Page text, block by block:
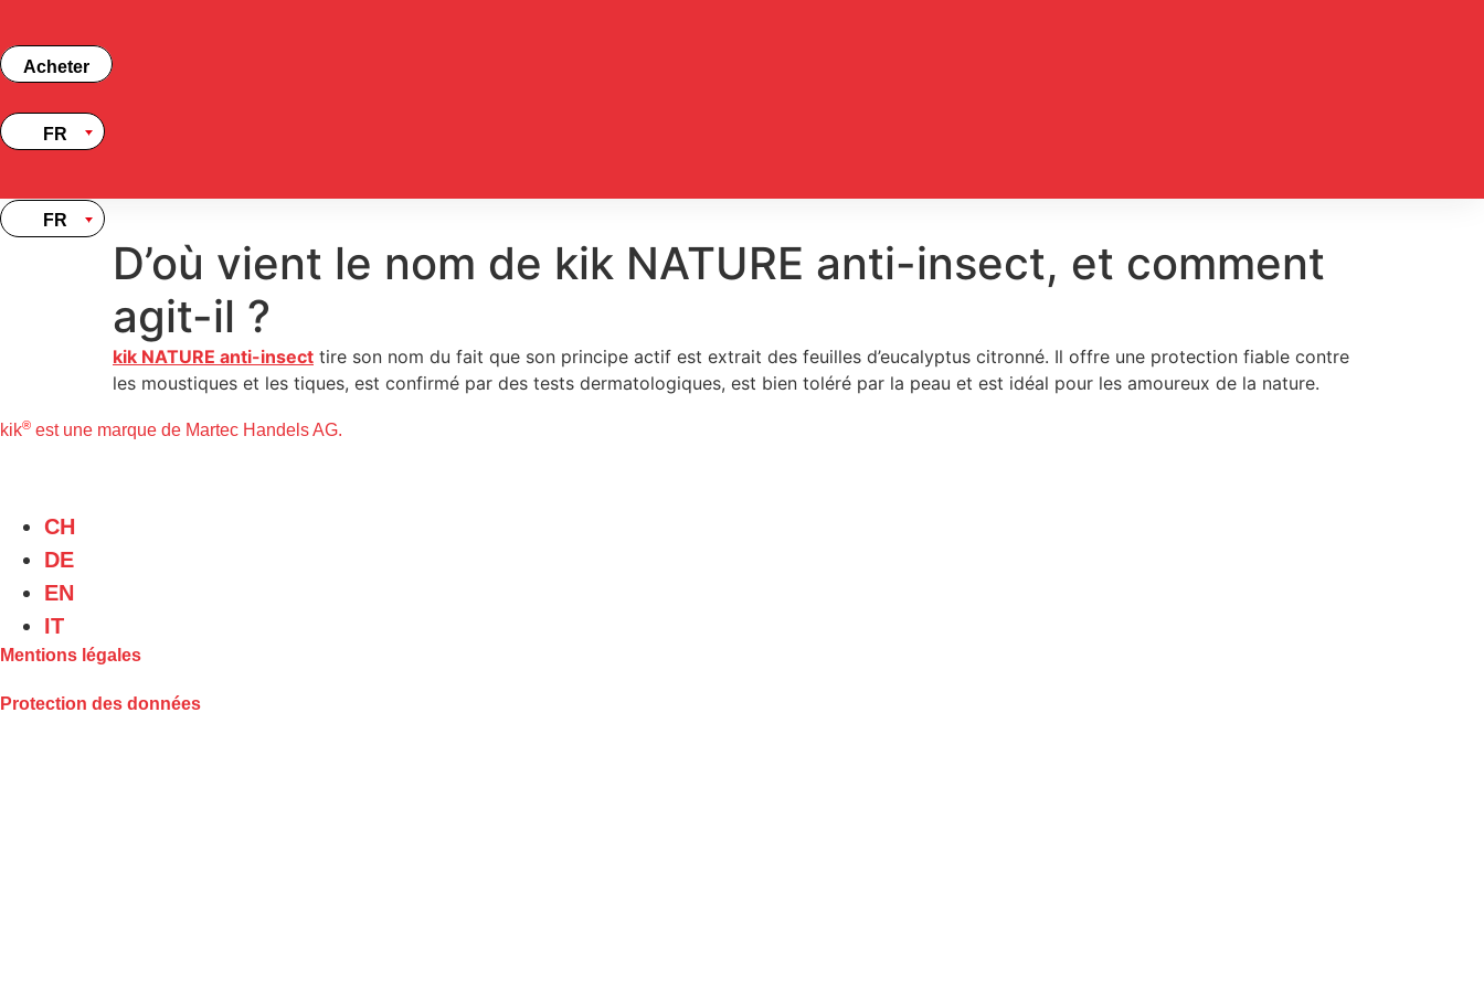
content
Acheter
FR
FR
D’où vient le nom de kik NATURE anti-insect, et comment
agit-il ?
kik NATURE anti-insect tire son nom du fait que son principe actif est extrait des feuilles d’eucalyptus citronné. Il offre une protection fiable contre
les moustiques et les tiques, est confirmé par des tests dermatologiques, est bien toléré par la peau et est idéal pour les amoureux de la nature.
kik® est une marque de Martec Handels AG.
CH
DE
EN
IT
Mentions légales
Protection des données